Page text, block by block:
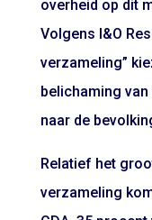
overheid op dit
Volgens I&O
verzameling”
belichaming
naar de
Relatief het
verzameling